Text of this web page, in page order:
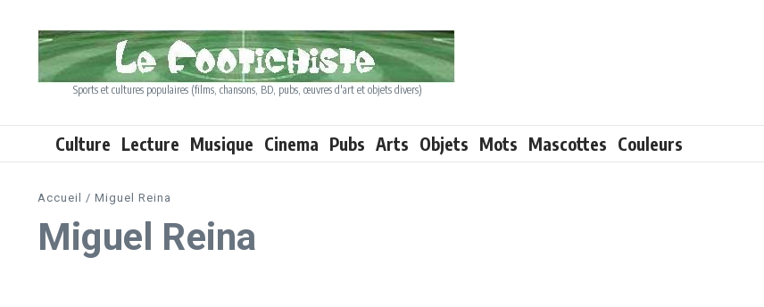
Sports et cultures populaires (films, chansons, BD, pubs, œuvres d'art et objets divers)
Culture Lecture Musique Cinema Pubs Arts Objets Mots Mascottes Couleurs
Accueil / Miguel Reina
Miguel Reina